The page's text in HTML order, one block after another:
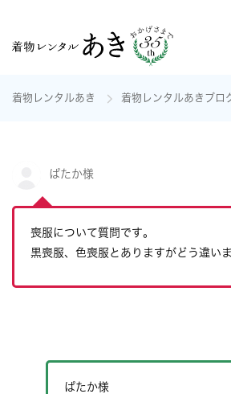
着物レンタルあき 着物レンタルあきブロ
ぱたか様
喪服について質問です。
黒喪服、色喪服とありますがどう違いま
ぱたか様